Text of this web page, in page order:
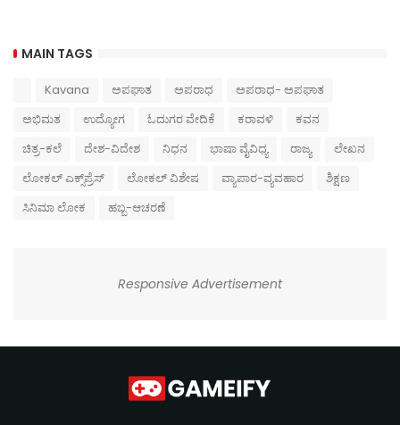
MAIN TAGS
Kavana ಅಪಘಾತ ಅಪರಾಧ
ಅಪರಾಧ- ಅಪಘಾತ
ಅಭಿಮತ
ಉದ್ಯೋಗ ಓದುಗರ ವೇದಿಕೆ ಕರಾವಳಿ
ಕವನ
ಚಿತ್ರ-ಕಲೆ
ದೇಶ-ವಿದೇಶ ನಿಧನ ಭಾಷಾ ವೈವಿಧ್ಯ ರಾಜ್ಯ
ಲೇಖನ
ಲೋಕಲ್ ಎಕ್ಸ್‌ಪ್ರೆಸ್
ಲೋಕಲ್ ವಿಶೇಷ ವ್ಯಾಪಾರ-ವ್ಯವಹಾರ
ಶಿಕ್ಷಣ
ಸಿನಿಮಾ ಲೋಕ
ಹಬ್ಬ-ಆಚರಣೆ
Responsive Advertisement